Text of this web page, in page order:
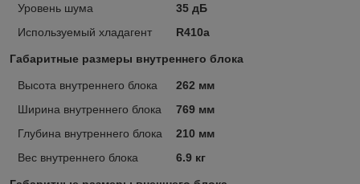
Уровень шума
35 дБ
Используемый хладагент
R410a
Габаритные размеры внутреннего блока
Высота внутреннего блока
262 мм
Ширина внутреннего блока
769 мм
Глубина внутреннего блока
210 мм
Вес внутреннего блока
6.9 кг